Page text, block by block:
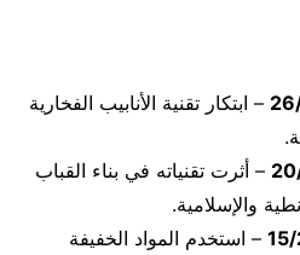
– ابتكار تقنية الأنابيب الفخارية
– أثرت تقنياته في بناء القباب
والإسلامية.
– استخدم المواد الخفيفة